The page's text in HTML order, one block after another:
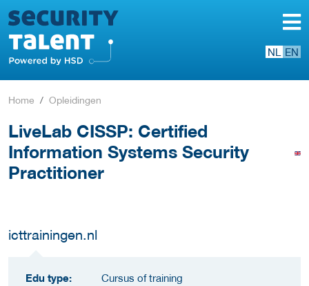
NL EN
Home Opleidingen
LiveLab CISSP: Certified
Information Systems Security
Practitioner
icttrainingen.nl
Edu type:
Cursus of training